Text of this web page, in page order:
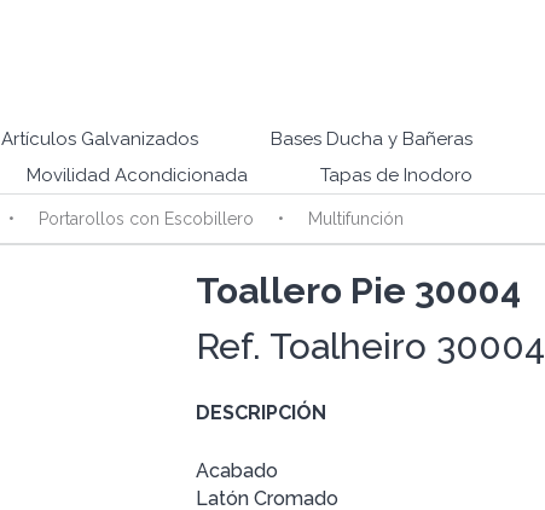
Artículos Galvanizados Bases Ducha y Bañeras
Movilidad Acondicionada Tapas de Inodoro
Portarollos con Escobillero Multifunción
Toallero Pie 30004
Ref. Toalheiro 30004
DESCRIPCIÓN
Acabado
Latón Cromado